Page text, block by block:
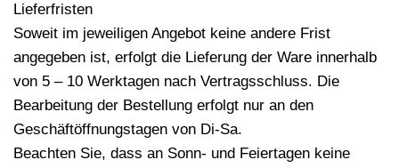
Lieferfristen
Soweit im jeweiligen Angebot keine andere Frist
angegeben ist, erfolgt die Lieferung der Ware innerhalb
von 5 – 10 Werktagen nach Vertragsschluss. Die
Bearbeitung der Bestellung erfolgt nur an den
Geschäftöffnungstagen von Di-Sa.
Beachten Sie, dass an Sonn- und Feiertagen keine